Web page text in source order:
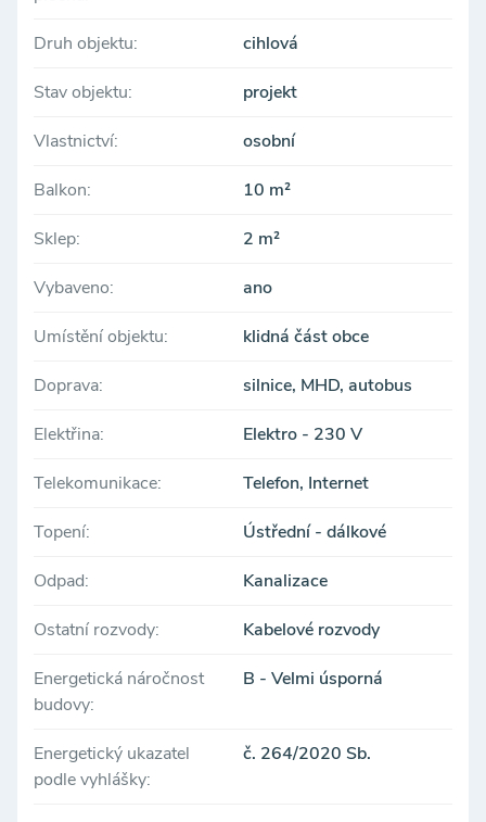
Druh objektu: cihlová
Stav objektu: projekt
Vlastnictví: osobní
Balkon: 10 m²
Sklep: 2 m²
Vybaveno: ano
Umístění objektu: klidná část obce
Doprava: silnice, MHD, autobus
Elektřina: Elektro - 230 V
Telekomunikace: Telefon, Internet
Topení: Ústřední - dálkové
Odpad: Kanalizace
Ostatní rozvody: Kabelové rozvody
Energetická náročnost
budovy:
B - Velmi úsporná
Energetický ukazatel
podle vyhlášky:
č. 264/2020 Sb.